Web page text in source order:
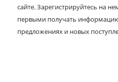
сайте. Зарегистрируйтесь на
первыми получать
предложениях и новых